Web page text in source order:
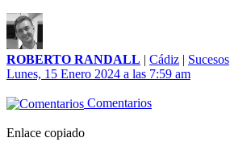
ROBERTO RANDALL | Cádiz | Sucesos
Lunes, 15 Enero 2024 a las 7:59 am
Comentarios
Enlace copiado